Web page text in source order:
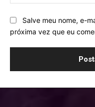
Salve meu nome, e-
próxima vez que eu